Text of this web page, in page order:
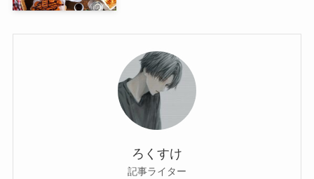
ろくすけ
記事ライター